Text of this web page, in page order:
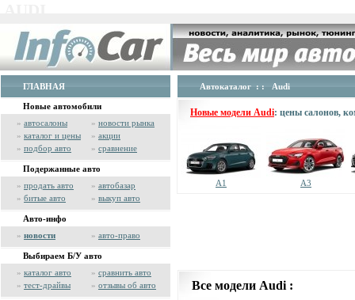
ГЛАВНАЯ
Новые автомобили
» автосалоны » новости рынка
» каталог и цены » акции
» подбор авто » сравнение
Подержанные авто
» продать авто » автобазар
» битые авто » выкуп авто
Авто-инфо
» новости » авто-право
Выбираем Б/У авто
» каталог авто » сравнить авто
» тест-драйвы » отзывы об авто
Автокаталог : : Audi
Новые модели Audi: цены салонов,
A1 A3
Все модели Audi :